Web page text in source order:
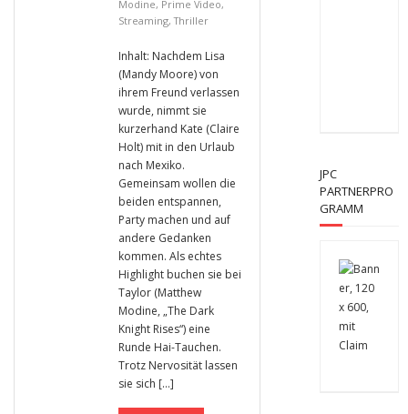
Modine, Prime Video,
Streaming,Thriller
Inhalt: Nachdem Lisa
(Mandy Moore) von
ihrem Freund verlassen
wurde, nimmt sie
kurzerhand Kate (Claire
Holt) mit in den Urlaub
nach Mexiko.
Gemeinsam wollen die
beiden entspannen,
Party machen und auf
andere Gedanken
kommen. Als echtes
Highlight buchen sie bei
Taylor (Matthew
Modine, „The Dark
Knight Rises“) eine
Runde Hai-Tauchen.
Trotz Nervosität lassen
sie sich […]
JPC
PARTNERPRO
GRAMM